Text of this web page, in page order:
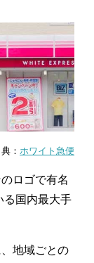
： ホワイト急便
ロゴで有名
る国内最大手
地域ごとの